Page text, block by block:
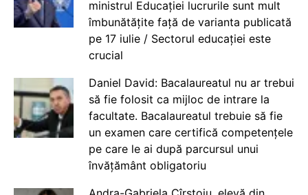
ministrul Educației lucrurile sunt mult
îmbunătățite față de varianta publicată
pe 17 iulie / Sectorul educației este
crucial
Daniel David: Bacalaureatul nu ar trebui
să fie folosit ca mijloc de intrare la
facultate. Bacalaureatul trebuie să fie
un examen care certifică competențele
pe care le ai după parcursul unui
învățământ obligatoriu